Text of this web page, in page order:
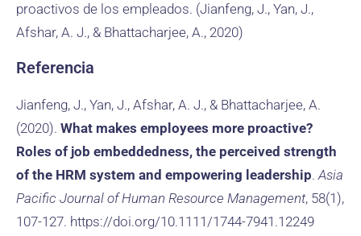
proactivos de los empleados. (Jianfeng, J., Yan, J.,
Afshar, A. J., & Bhattacharjee, A., 2020)
Referencia
Jianfeng, J., Yan, J., Afshar, A. J., & Bhattacharjee, A.
(2020). What makes employees more proactive?
Roles of job embeddedness, the perceived strength
of the HRM system and empowering leadership.Asia
Pacific Journal of Human Resource Management, 58(1),
107-127. https://doi.org/10.1111/1744-7941.12249